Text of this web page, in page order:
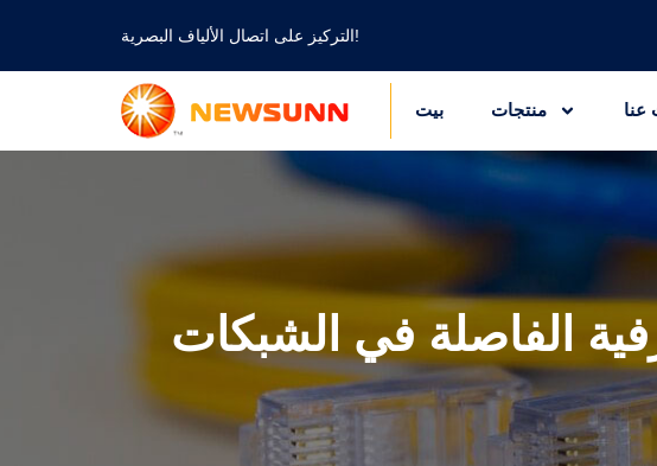
التركيز على اتصال الألياف البصرية!
بيت منتجات عنا
الفاصلة في الشبكات